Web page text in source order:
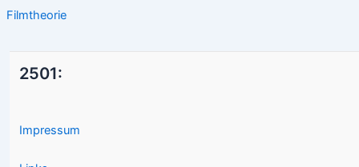
Filmtheorie
2501:
Impressum